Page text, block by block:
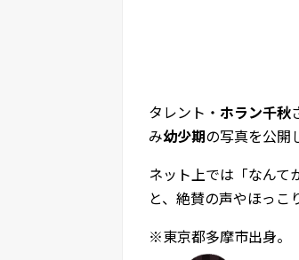
タレント・ ホラン千秋
み幼少期の写真を公開
ネット上では「なんて
と、絶賛の声やほっこ
※東京都多摩市出身。